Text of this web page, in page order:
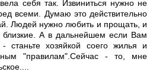
себя так. Извиниться нужно не
всеми. Думаю это действительно
Людей нужно любить и прощать, и
А в дальнейшем если Вам
станьте хозяйкой соего жилья и
"правилам".Сейчас - то, мне